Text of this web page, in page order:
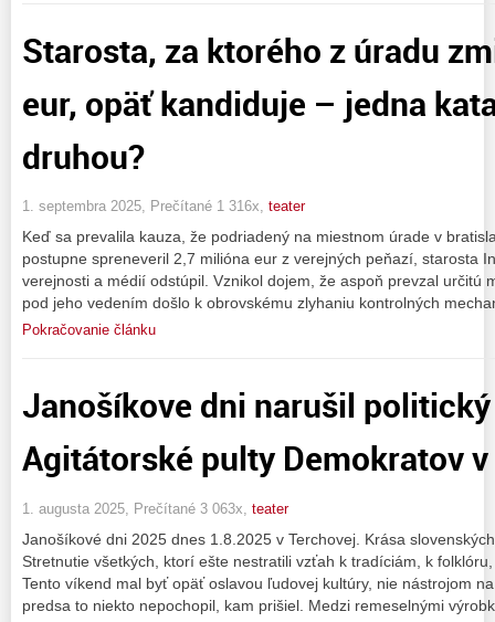
Starosta, za ktorého z úradu
eur, opäť kandiduje – jedna
druhou?
1. septembra 2025, Prečítané 1 316x, teater
Keď sa prevalila kauza, že podriadený na miestnom úrade v
postupne spreneveril 2,7 milióna eur z verejných peňazí, starosta
verejnosti a médií odstúpil. Vznikol dojem, že aspoň prevzal určitú
pod jeho vedením došlo k obrovskému zlyhaniu kontrolných
Pokračovanie článku
Janošíkove dni narušil
Agitátorské pulty Demokratov v
1. augusta 2025, Prečítané 3 063x, teater
Janošíkové dni 2025 dnes 1.8.2025 v Terchovej. Krása
Stretnutie všetkých, ktorí ešte nestratili vzťah k tradíciám, k
Tento víkend mal byť opäť oslavou ľudovej kultúry, nie nástrojom
predsa to niekto nepochopil, kam prišiel. Medzi remeselnými